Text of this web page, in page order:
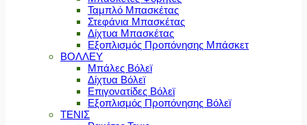
Ταμπλό Μπασκέτας
Στεφάνια Μπασκέτας
Δίχτυα Μπασκέτας
Εξοπλισμός Προπόνησης Μπάσκετ
ΒΟΛΛΕΥ
Μπάλες Βόλεϊ
Δίχτυα Βόλεϊ
Επιγονατίδες Βόλεϊ
Εξοπλισμός Προπόνησης Βόλεϊ
ΤΕΝΙΣ